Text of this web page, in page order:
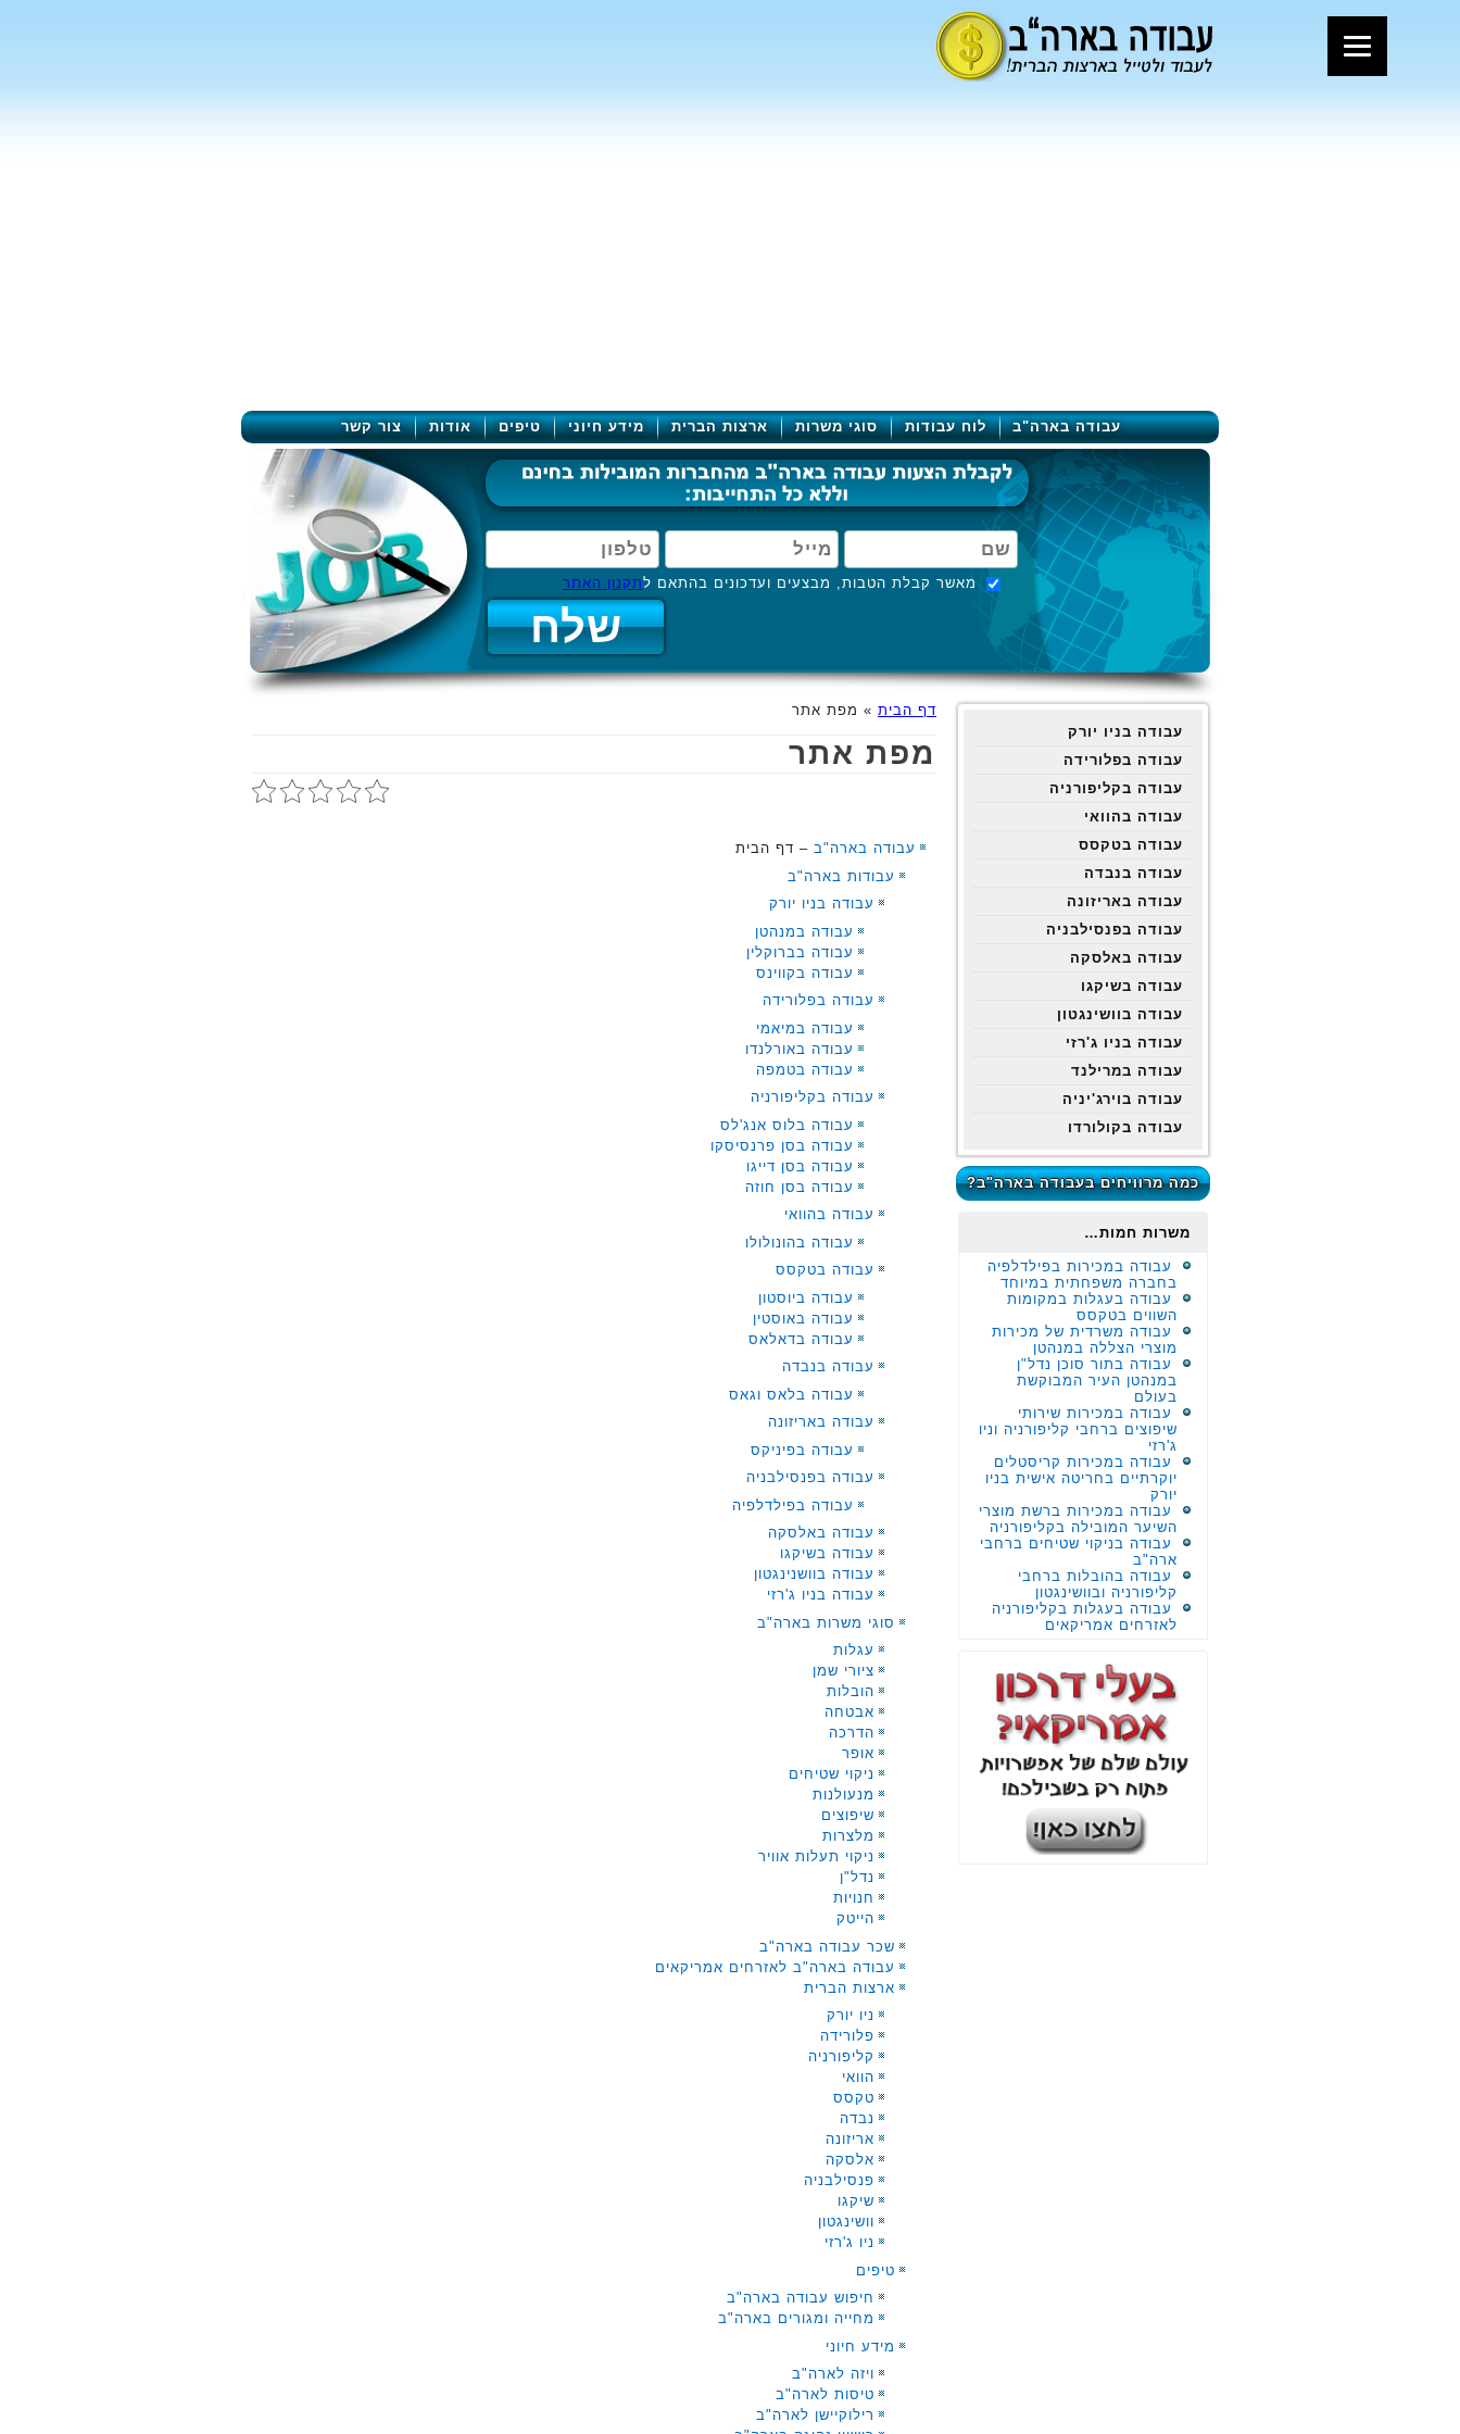
עבודה בארה"ב לוח עבודות סוגי משרות ארצות הברית מידע חיוני טיפים אודות צור קשר
מאשר קבלת הטבות, מבצעים ועדכונים בהתאם לתקנון האתר
עבודה בניו יורק
עבודה בפלורידה
עבודה בקליפורניה
עבודה בהוואי
עבודה בטקסס
עבודה בנבדה
עבודה באריזונה
עבודה בפנסילבניה
עבודה באלסקה
עבודה בשיקגו
עבודה בוושינגטון
עבודה בניו ג'רזי
עבודה במרילנד
עבודה בוירג'יניה
עבודה בקולורדו
כמה מרוויחים בעבודה בארה"ב?
משרות חמות…
עבודה במכירות בפילדלפיה
בחברה משפחתית במיוחד
עבודה בעגלות במקומות
השווים בטקסס
עבודה משרדית של מכירות
מוצרי הצללה במנהטן
עבודה בתור סוכן נדל"ן
במנהטן העיר המבוקשת
בעולם
עבודה במכירות שירותי
שיפוצים ברחבי קליפורניה וניו
ג'רזי
עבודה במכירות קריסטלים
יוקרתיים בחריטה אישית בניו
יורק
עבודה במכירות ברשת מוצרי
השיער המובילה בקליפורניה
עבודה בניקוי שטיחים ברחבי
ארה"ב
עבודה בהובלות ברחבי
קליפורניה ובוושינגטון
עבודה בעגלות בקליפורניה
לאזרחים אמריקאים
דף הבית » מפת אתר
מפת אתר
עבודה בארה"ב – דף הבית
עבודות בארה"ב
עבודה בניו יורק
עבודה במנהטן
עבודה בברוקלין
עבודה בקווינס
עבודה בפלורידה
עבודה במיאמי
עבודה באורלנדו
עבודה בטמפה
עבודה בקליפורניה
עבודה בלוס אנג'לס
עבודה בסן פרנסיסקו
עבודה בסן דייגו
עבודה בסן חוזה
עבודה בהוואי
עבודה בהונולולו
עבודה בטקסס
עבודה ביוסטון
עבודה באוסטין
עבודה בדאלאס
עבודה בנבדה
עבודה בלאס וגאס
עבודה באריזונה
עבודה בפיניקס
עבודה בפנסילבניה
עבודה בפילדלפיה
עבודה באלסקה
עבודה בשיקגו
עבודה בוושנינגטון
עבודה בניו ג'רזי
סוגי משרות בארה"ב
עגלות
ציורי שמן
הובלות
אבטחה
הדרכה
אופר
ניקוי שטיחים
מנעולנות
שיפוצים
מלצרות
ניקוי תעלות אוויר
נדל"ן
חנויות
הייטק
שכר עבודה בארה"ב
עבודה בארה"ב לאזרחים אמריקאים
ארצות הברית
ניו יורק
פלורידה
קליפורניה
הוואי
טקסס
נבדה
אריזונה
אלסקה
פנסילבניה
שיקגו
וושינגטון
ניו ג'רזי
טיפים
חיפוש עבודה בארה"ב
מחייה ומגורים בארה"ב
מידע חיוני
ויזה לארה"ב
טיסות לארה"ב
רילוקיישן לארה"ב